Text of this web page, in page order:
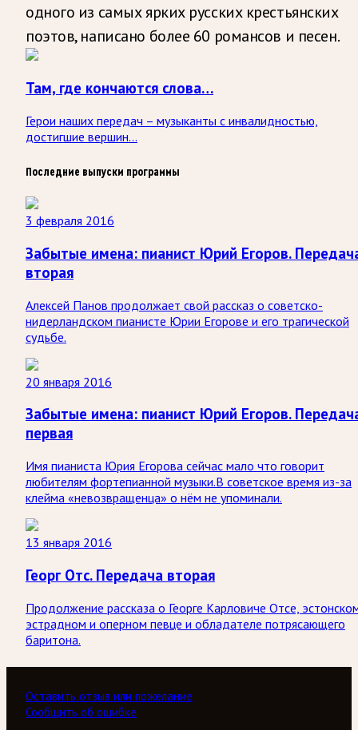
одного из самых ярких русских крестьянских
поэтов, написано более 60 романсов и песен.
Там, где кончаются слова…
Герои наших передач – музыканты с инвалидностью,
достигшие вершин...
Последние выпуски программы
3 февраля 2016
Забытые имена: пианист Юрий Егоров.
вторая
Алексей Панов продолжает свой рассказ о советско-
нидерландском пианисте Юрии Егорове и его трагической
судьбе.
20 января 2016
Забытые имена: пианист Юрий Егоров.
первая
Имя пианиста Юрия Егорова сейчас мало что говорит
любителям фортепианной музыки.В советское время из-за
клейма «невозвращенца» о нём не упоминали.
13 января 2016
Георг Отс. Передача вторая
Продолжение рассказа о Георге Карловиче Отсе,
эстрадном и оперном певце и обладателе потрясающего
баритона.
Оставить отзыв или пожелание
Сообщить об ошибке